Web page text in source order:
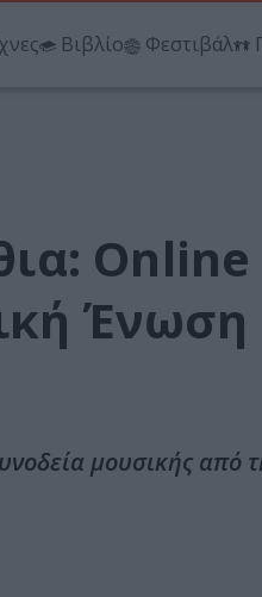
Βιβλίο Φεστιβάλ
Online
Ένωση
μουσικής από